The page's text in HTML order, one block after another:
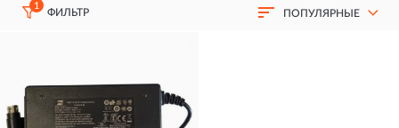
1
ФИЛЬТР ПОПУЛЯРНЫЕ